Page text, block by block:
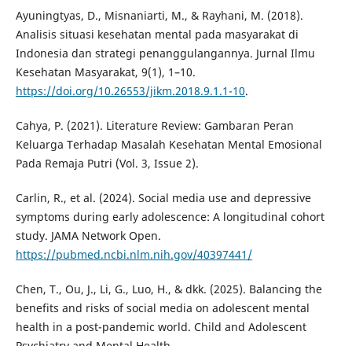
Ayuningtyas, D., Misnaniarti, M., & Rayhani, M. (2018).
Analisis situasi kesehatan mental pada masyarakat di
Indonesia dan strategi penanggulangannya. Jurnal Ilmu
Kesehatan Masyarakat, 9(1), 1–10.
https://doi.org/10.26553/jikm.2018.9.1.1-10.
Cahya, P. (2021). Literature Review: Gambaran Peran
Keluarga Terhadap Masalah Kesehatan Mental Emosional
Pada Remaja Putri (Vol. 3, Issue 2).
Carlin, R., et al. (2024). Social media use and depressive
symptoms during early adolescence: A longitudinal cohort
study. JAMA Network Open.
https://pubmed.ncbi.nlm.nih.gov/40397441/
Chen, T., Ou, J., Li, G., Luo, H., & dkk. (2025). Balancing the
benefits and risks of social media on adolescent mental
health in a post-pandemic world. Child and Adolescent